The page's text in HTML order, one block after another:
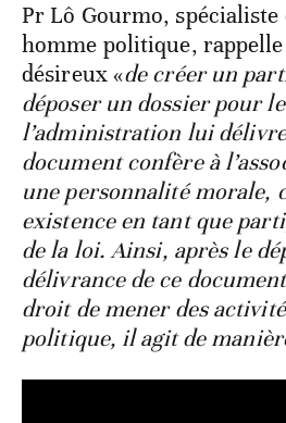
Pr Lô Gourmo,
homme politique,
désireux «de créer un
déposer un dossier pour
l’administration lui
document confère à
une personnalité morale,
existence en tant que
de la loi. Ainsi, après le
délivrance de ce
droit de mener des
politique, il agit de